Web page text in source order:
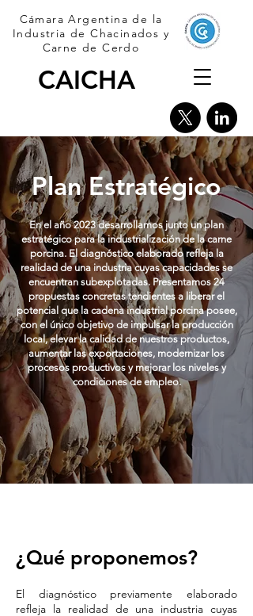
CAICHA
Cámara Argentina de la
Industria de Chacinados y
Carne de Cerdo
Plan Estratégico
En el año 2023 desarrollamos junto un plan
estratégico para la industrialización de la carne
porcina. El diagnóstico elaborado refleja la
realidad de una industria cuyas capacidades se
encuentran subexplotadas. Presentamos 24
propuestas concretas tendientes a liberar el
potencial que la cadena industrial porcina posee,
con el único objetivo de impulsar la producción
local, elevar la calidad de nuestros productos,
aumentar las exportaciones, modernizar los
procesos productivos y mejorar los niveles y
condiciones de empleo.
¿Qué proponemos?
El diagnóstico previamente elaborado
refleja la realidad de una industria cuyas